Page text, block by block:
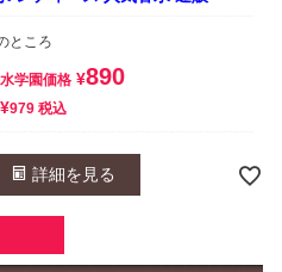
ところ
学園価格 ¥890
¥979 税込
詳細を見る